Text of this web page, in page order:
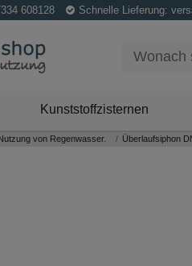
608128 Schnelle Lieferung:
Kunststoffzisternen
von Regenwasser. Überlaufsiphon